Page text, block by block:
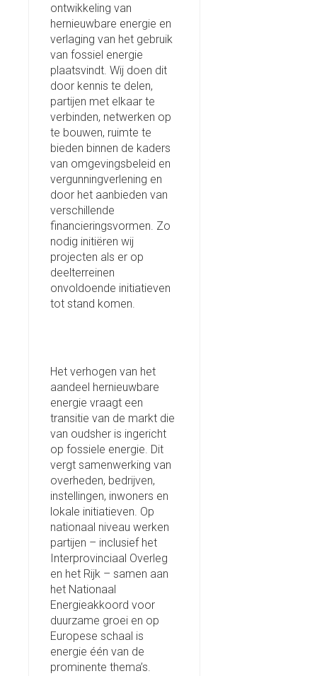
ontwikkeling van
hernieuwbare energie en
verlaging van het gebruik
van fossiel energie
plaatsvindt. Wij doen dit
door kennis te delen,
partijen met elkaar te
verbinden, netwerken op
te bouwen, ruimte te
bieden binnen de kaders
van omgevingsbeleid en
vergunningverlening en
door het aanbieden van
verschillende
financieringsvormen. Zo
nodig initiëren wij
projecten als er op
deelterreinen
onvoldoende initiatieven
tot stand komen.
Het verhogen van het
aandeel hernieuwbare
energie vraagt een
transitie van de markt die
van oudsher is ingericht
op fossiele energie. Dit
vergt samenwerking van
overheden, bedrijven,
instellingen, inwoners en
lokale initiatieven. Op
nationaal niveau werken
partijen – inclusief het
Interprovinciaal Overleg
en het Rijk – samen aan
het Nationaal
Energieakkoord voor
duurzame groei en op
Europese schaal is
energie één van de
prominente thema’s.